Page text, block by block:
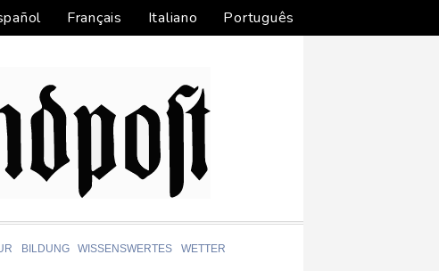
Français Italiano Português
BILDUNG WISSENSWERTES WETTER